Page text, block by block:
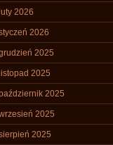
luty 2026
2026
2025
listopad 2025
2025
2025
2025